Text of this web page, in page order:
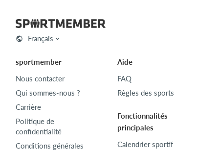
Français
sportmember
Nous contacter
Qui sommes-nous ?
Carrière
Politique de
confidentialité
Conditions générales
Aide
FAQ
Règles des sports
Fonctionnalités
principales
Calendrier sportif